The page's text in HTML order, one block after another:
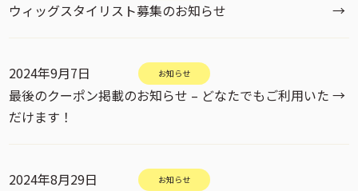
ウィッグスタイリスト募集のお知らせ →
2024年9月7日 お知らせ
最後のクーポン掲載のお知らせ – どなたでもご利用いた
だけます！
→
2024年8月29日 お知らせ